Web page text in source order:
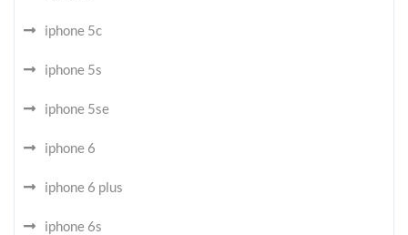
iphone 5c
iphone 5s
iphone 5se
iphone 6
iphone 6 plus
iphone 6s